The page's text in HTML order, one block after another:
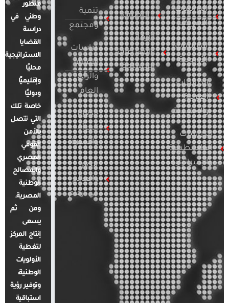
الدراسات
الأمريكية
الدراسات
الأوروبية
الدراسات
العربية
والإقليمية
الدراسات
الفلسطينية
والإسرائيلية
التطرف
الإرهاب
والصراعات
المسلحة
تنمية
ومجتمع
دراسات
الإعلام
والرأي
العام
قضايا
المرأة
والأسرة
مصر
والعالم
في أرقام
منظور
وطني في
دراسة
القضايا
الاستراتيجية
محليًا
وإقليميًا
ودوليًا
خاصة تلك
التي تتصل
بالأمن
القومي
المصري
والمصالح
الوطنية
المصرية.
ومن ثم
يسعى
إنتاج المركز
لتغطية
الأولويات
الوطنية،
وتوفير رؤية
استباقية